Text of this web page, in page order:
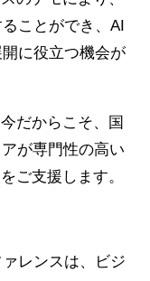
ことができ、AI
に役立つ機会が
だからこそ、国
が専門性の高い
ご支援します。
レンスは、ビジ